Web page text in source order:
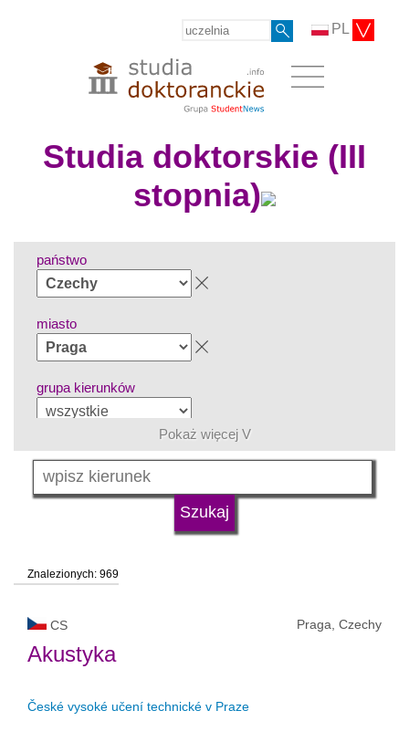
PL
Studia doktorskie (III
stopnia)
państwo
miasto
grupa kierunków
język
status uczelni
Pokaż więcej V
Znalezionych: 969
CS Praga, Czechy
Akustyka
České vysoké učení technické v Praze